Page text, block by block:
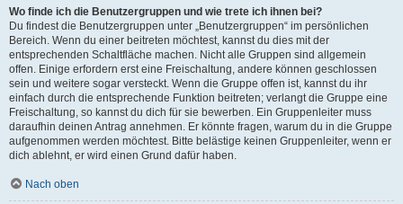
Wo finde ich die Benutzergruppen und wie trete ich ihnen bei?
Du findest die Benutzergruppen unter „Benutzergruppen“ im persönlichen
Bereich. Wenn du einer beitreten möchtest, kannst du dies mit der
entsprechenden Schaltfläche machen. Nicht alle Gruppen sind allgemein
offen. Einige erfordern erst eine Freischaltung, andere können geschlossen
sein und weitere sogar versteckt. Wenn die Gruppe offen ist, kannst du ihr
einfach durch die entsprechende Funktion beitreten; verlangt die Gruppe eine
Freischaltung, so kannst du dich für sie bewerben. Ein Gruppenleiter muss
daraufhin deinen Antrag annehmen. Er könnte fragen, warum du in die Gruppe
aufgenommen werden möchtest. Bitte belästige keinen Gruppenleiter, wenn er
dich ablehnt, er wird einen Grund dafür haben.
Nach oben